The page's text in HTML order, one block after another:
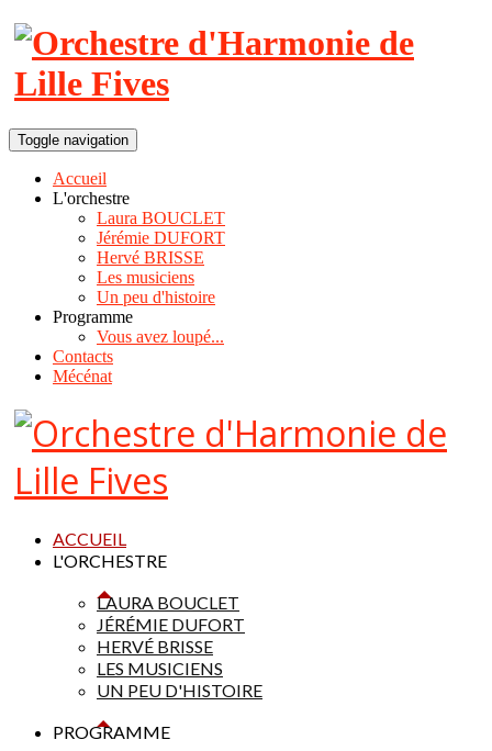
Toggle navigation
Accueil
L'orchestre
Laura BOUCLET
Jérémie DUFORT
Hervé BRISSE
Les musiciens
Un peu d'histoire
Programme
Vous avez loupé...
Contacts
Mécénat
ACCUEIL
L'ORCHESTRE
LAURA BOUCLET
JÉRÉMIE DUFORT
HERVÉ BRISSE
LES MUSICIENS
UN PEU D'HISTOIRE
PROGRAMME